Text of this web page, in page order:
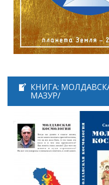
КНИГА:
МАЗУР/